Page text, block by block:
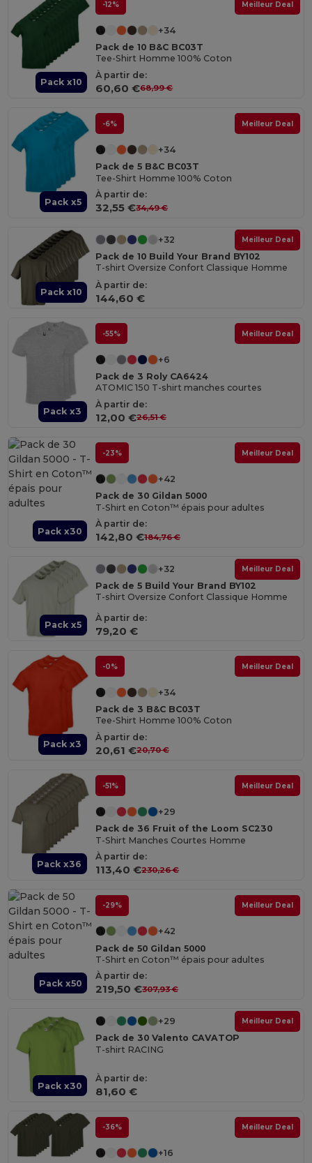
Pack x10
-12% Meilleur Deal
+34
Pack de 10 B&C BC03T
Tee-Shirt Homme 100% Coton
À partir de:
60,60 €68,99 €
Pack x5
-6% Meilleur Deal
+34
Pack de 5 B&C BC03T
Tee-Shirt Homme 100% Coton
À partir de:
32,55 €34,49 €
Pack x10
Meilleur Deal
+32
Pack de 10 Build Your Brand BY102
T-shirt Oversize Confort Classique Homme
À partir de:
144,60 €
Pack x3
-55% Meilleur Deal
+6
Pack de 3 Roly CA6424
ATOMIC 150 T-shirt manches courtes
À partir de:
12,00 €26,51 €
Pack x30
-23% Meilleur Deal
+42
Pack de 30 Gildan 5000
T-Shirt en Coton™ épais pour adultes
À partir de:
142,80 €184,76 €
Pack x5
Meilleur Deal
+32
Pack de 5 Build Your Brand BY102
T-shirt Oversize Confort Classique Homme
À partir de:
79,20 €
Pack x3
-0% Meilleur Deal
+34
Pack de 3 B&C BC03T
Tee-Shirt Homme 100% Coton
À partir de:
20,61 €20,70 €
Pack x36
-51% Meilleur Deal
+29
Pack de 36 Fruit of the Loom SC230
T-Shirt Manches Courtes Homme
À partir de:
113,40 €230,26 €
Pack x50
-29% Meilleur Deal
+42
Pack de 50 Gildan 5000
T-Shirt en Coton™ épais pour adultes
À partir de:
219,50 €307,93 €
Pack x30
Meilleur Deal
+29
Pack de 30 Valento CAVATOP
T-shirt RACING
À partir de:
81,60 €
-36% Meilleur Deal
+16